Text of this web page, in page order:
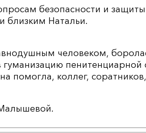
безопасности и
близким Натальи.
человеком,
пенитенциарной
помогла, коллег,